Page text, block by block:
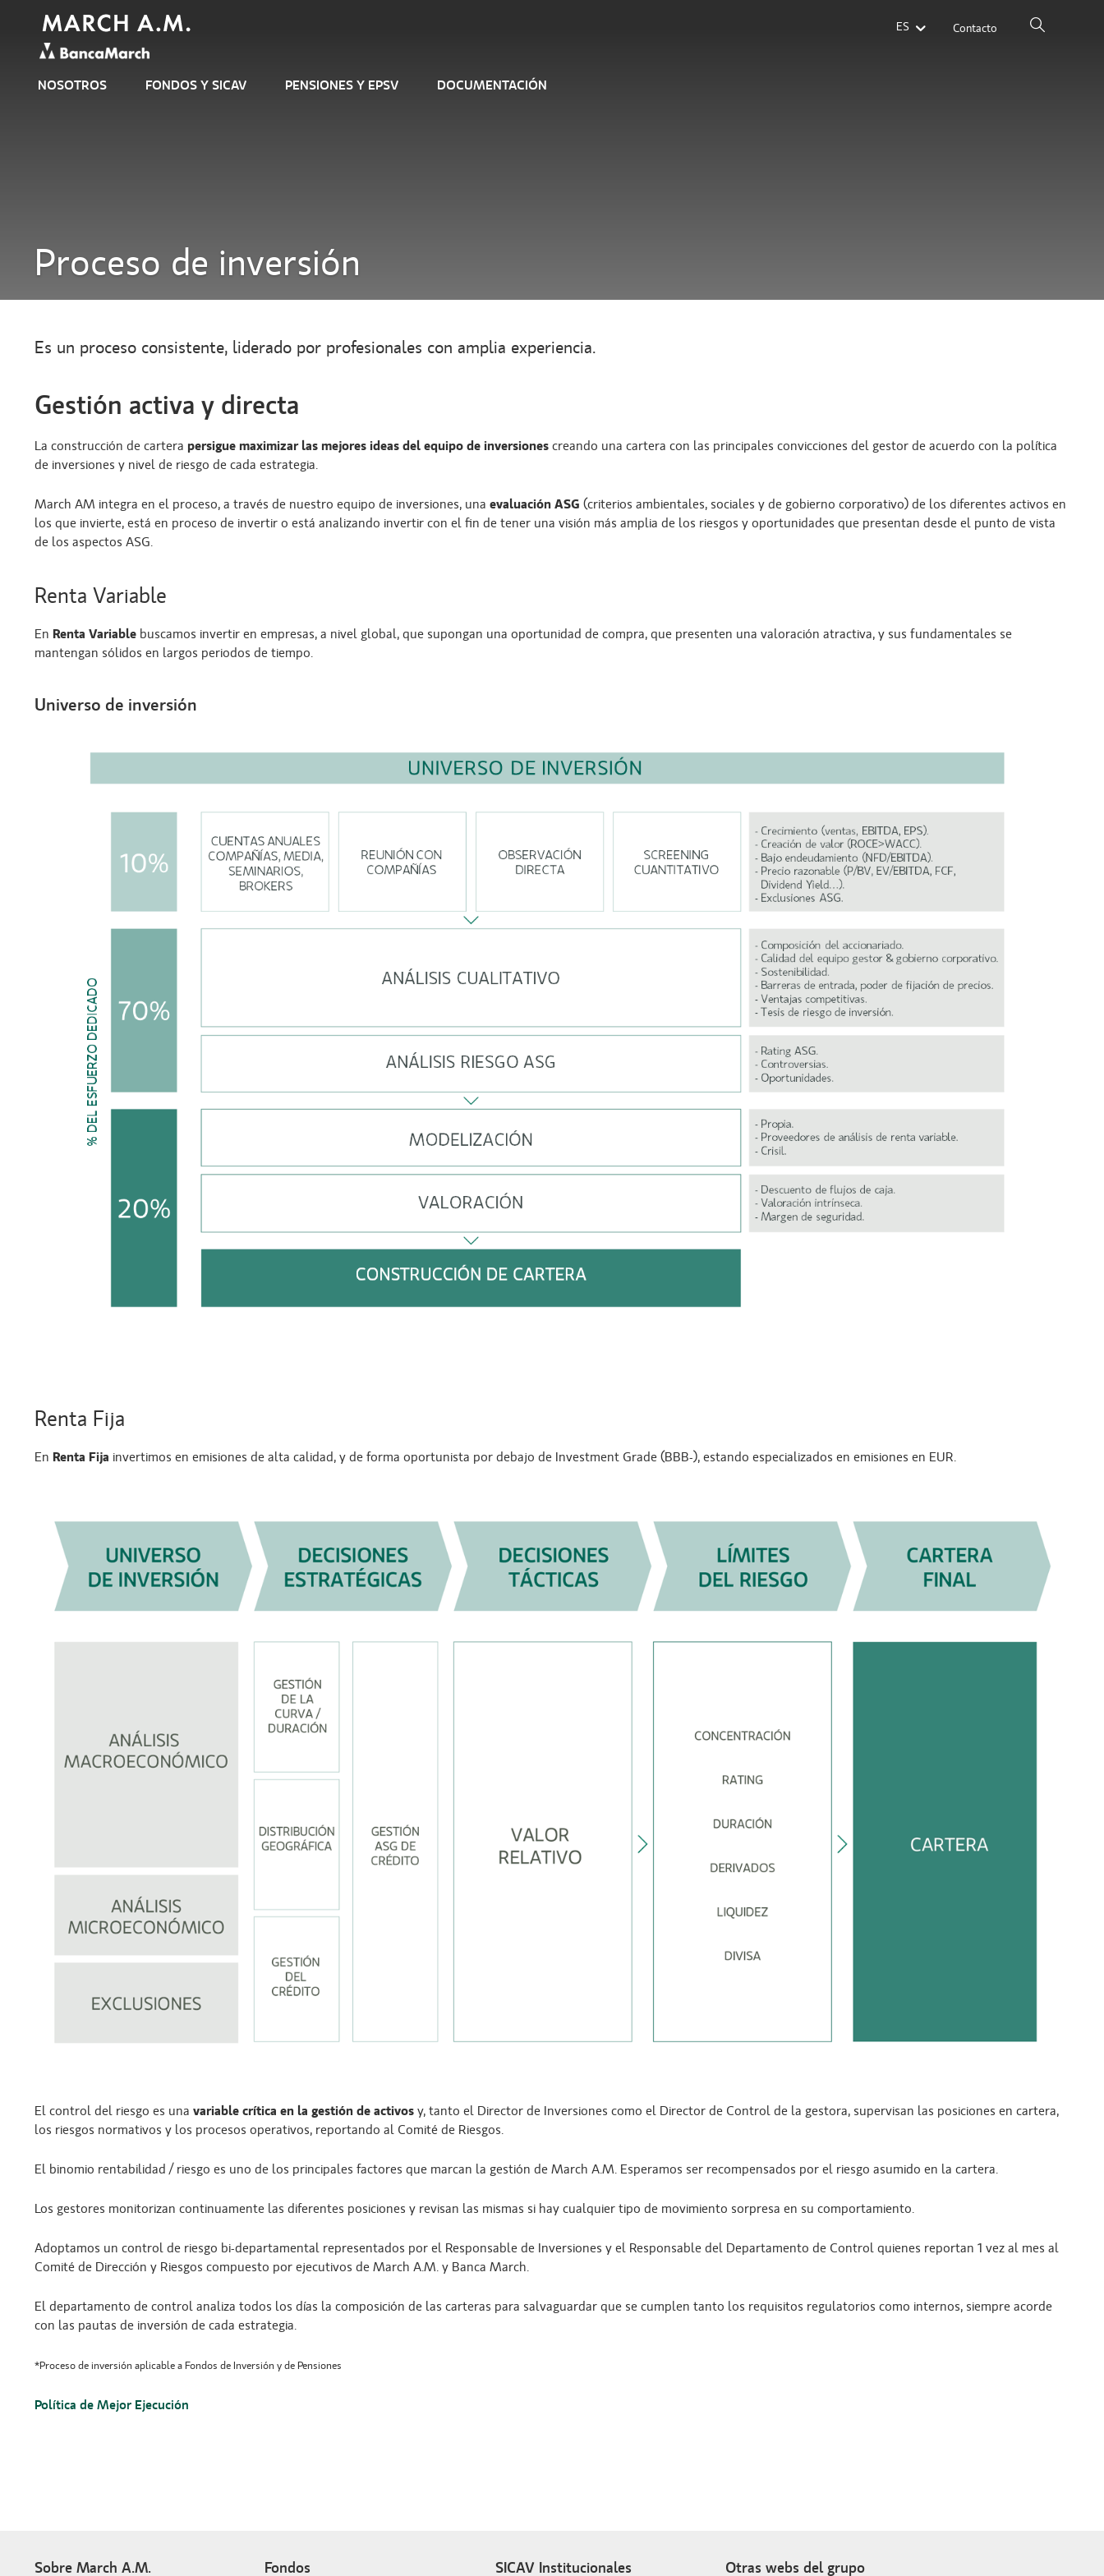
ES Contacto
NOSOTROS FONDOS Y SICAV PENSIONES Y EPSV DOCUMENTACIÓN
Proceso de inversión
Es un proceso consistente, liderado por profesionales con amplia experiencia.
Gestión activa y directa
La construcción de cartera persigue maximizar las mejores ideas del equipo de inversiones creando una cartera con las principales convicciones del gestor de acuerdo con la política
de inversiones y nivel de riesgo de cada estrategia.
March AM integra en el proceso, a través de nuestro equipo de inversiones, una evaluación ASG (criterios ambientales, sociales y de gobierno corporativo) de los diferentes activos en
los que invierte, está en proceso de invertir o está analizando invertir con el fin de tener una visión más amplia de los riesgos y oportunidades que presentan desde el punto de vista
de los aspectos ASG.
Renta Variable
En Renta Variable buscamos invertir en empresas, a nivel global, que supongan una oportunidad de compra, que presenten una valoración atractiva, y sus fundamentales se
mantengan sólidos en largos periodos de tiempo.
Universo de inversión
Renta Fija
En Renta Fija invertimos en emisiones de alta calidad, y de forma oportunista por debajo de Investment Grade (BBB-), estando especializados en emisiones en EUR.
El control del riesgo es una variable crítica en la gestión de activos y, tanto el Director de Inversiones como el Director de Control de la gestora, supervisan las posiciones en cartera,
los riesgos normativos y los procesos operativos, reportando al Comité de Riesgos.
El binomio rentabilidad / riesgo es uno de los principales factores que marcan la gestión de March A.M. Esperamos ser recompensados por el riesgo asumido en la cartera.
Los gestores monitorizan continuamente las diferentes posiciones y revisan las mismas si hay cualquier tipo de movimiento sorpresa en su comportamiento.
Adoptamos un control de riesgo bi-departamental representados por el Responsable de Inversiones y el Responsable del Departamento de Control quienes reportan 1 vez al mes al
Comité de Dirección y Riesgos compuesto por ejecutivos de March A.M. y Banca March.
El departamento de control analiza todos los días la composición de las carteras para salvaguardar que se cumplen tanto los requisitos regulatorios como internos, siempre acorde
con las pautas de inversión de cada estrategia.
*Proceso de inversión aplicable a Fondos de Inversión y de Pensiones
Política de Mejor Ejecución
Sobre March A.M. Fondos SICAV Institucionales Otras webs del grupo